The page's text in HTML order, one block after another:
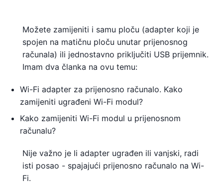
Možete zamijeniti i samu ploču (adapter koji je
spojen na matičnu ploču unutar prijenosnog
računala) ili jednostavno priključiti USB prijemnik.
Imam dva članka na ovu temu:
Wi-Fi adapter za prijenosno računalo. Kako
zamijeniti ugrađeni Wi-Fi modul?
Kako zamijeniti Wi-Fi modul u prijenosnom
računalu?
Nije važno je li adapter ugrađen ili vanjski, radi
isti posao - spajajući prijenosno računalo na Wi-
Fi.